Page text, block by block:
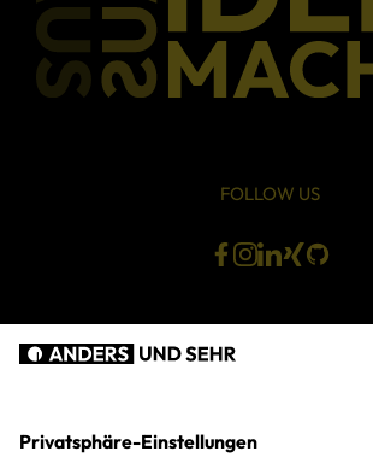
FOLLOW US